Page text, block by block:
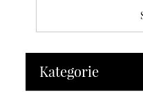
Kategorie